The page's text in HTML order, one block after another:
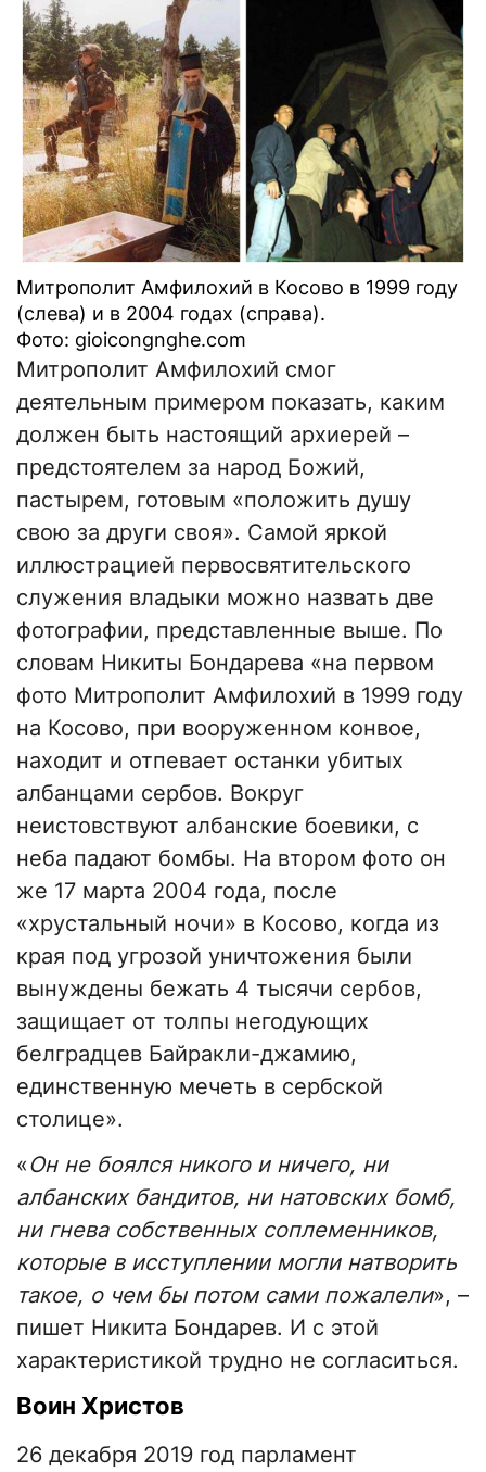
Митрополит Амфилохий в Косово в 1999 году
(слева) и в 2004 годах (справа).
Фото: gioicongnghe.com
Митрополит Амфилохий смог
деятельным примером показать, каким
должен быть настоящий архиерей –
предстоятелем за народ Божий,
пастырем, готовым «положить душу
свою за други своя». Самой яркой
иллюстрацией первосвятительского
служения владыки можно назвать две
фотографии, представленные выше. По
словам Никиты Бондарева «на первом
фото Митрополит Амфилохий в 1999 году
на Косово, при вооруженном конвое,
находит и отпевает останки убитых
албанцами сербов. Вокруг
неистовствуют албанские боевики, с
неба падают бомбы. На втором фото он
же 17 марта 2004 года, после
«хрустальный ночи» в Косово, когда из
края под угрозой уничтожения были
вынуждены бежать 4 тысячи сербов,
защищает от толпы негодующих
белградцев Байракли-джамию,
единственную мечеть в сербской
столице».
«Он не боялся никого и ничего, ни
албанских бандитов, ни натовских бомб,
ни гнева собственных соплеменников,
которые в исступлении могли натворить
такое, о чем бы потом сами пожалели», –
пишет Никита Бондарев. И с этой
характеристикой трудно не согласиться.
Воин Христов
26 декабря 2019 год парламент